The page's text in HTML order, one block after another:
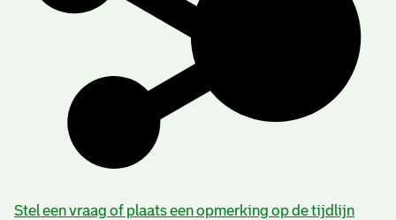
Stel een vraag of plaats een opmerking op de tijdlijn